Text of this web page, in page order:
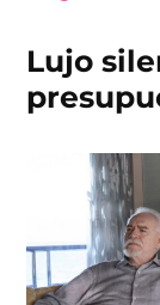
Lujo